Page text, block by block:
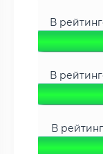
В
В
В